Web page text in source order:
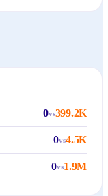
0vs399.2K
0vs4.5K
0vs1.9M